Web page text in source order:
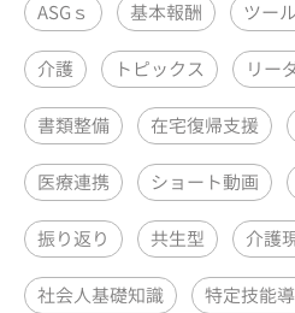
ASGｓ 基本報酬 ツー
介護 トピックス リー
書類整備 在宅復帰支援
医療連携 ショート動画
振り返り 共生型 介護
社会人基礎知識 特定技能